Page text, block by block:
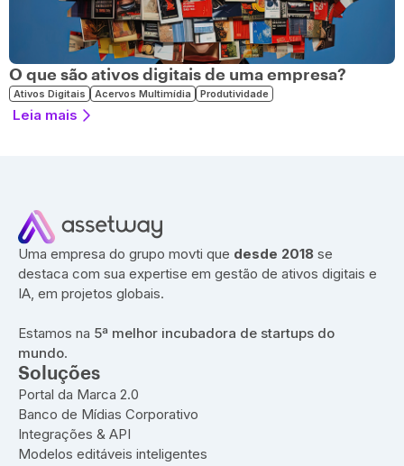
O que são ativos digitais de uma empresa?
Ativos Digitais Acervos Multimídia Produtividade
Leia mais
Uma empresa do grupo movti que desde 2018 se
destaca com sua expertise em gestão de ativos digitais e
IA, em projetos globais.
Estamos na 5ª melhor incubadora de startups do
mundo.
Soluções
Portal da Marca 2.0
Banco de Mídias Corporativo
Integrações & API
Modelos editáveis inteligentes